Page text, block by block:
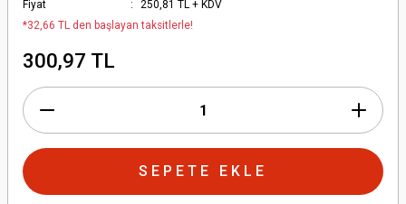
Fiyat
250,81 TL + KDV
*32,66 TL den başlayan taksitlerle!
300,97 TL
SEPETE EKLE